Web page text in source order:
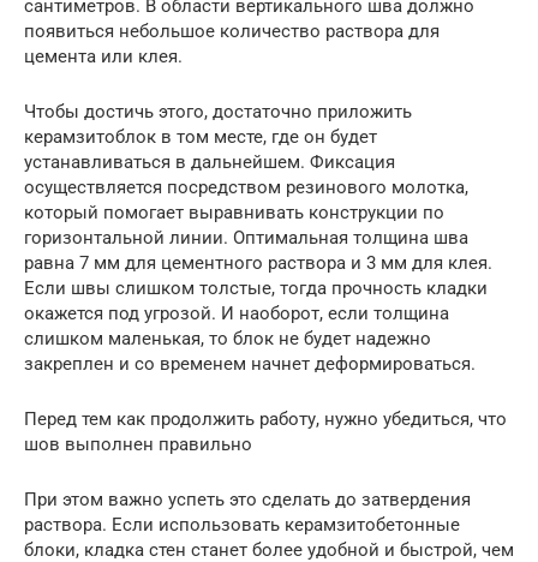
сантиметров. В области вертикального шва должно
появиться небольшое количество раствора для
цемента или клея.
Чтобы достичь этого, достаточно приложить
керамзитоблок в том месте, где он будет
устанавливаться в дальнейшем. Фиксация
осуществляется посредством резинового молотка,
который помогает выравнивать конструкции по
горизонтальной линии. Оптимальная толщина шва
равна 7 мм для цементного раствора и 3 мм для клея.
Если швы слишком толстые, тогда прочность кладки
окажется под угрозой. И наоборот, если толщина
слишком маленькая, то блок не будет надежно
закреплен и со временем начнет деформироваться.
Перед тем как продолжить работу, нужно убедиться, что
шов выполнен правильно
При этом важно успеть это сделать до затвердения
раствора. Если использовать керамзитобетонные
блоки, кладка стен станет более удобной и быстрой, чем